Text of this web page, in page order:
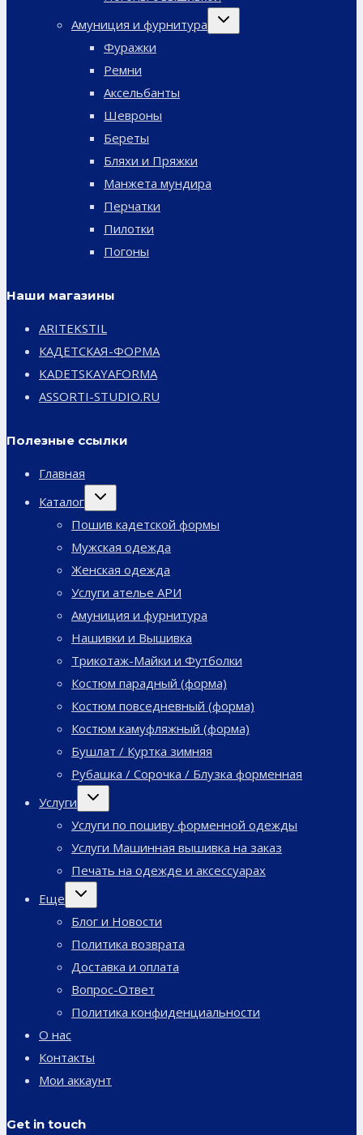
Амуниция и фурнитура
Переключить
дочернее
Фуражки
Ремни
Аксельбанты
Шевроны
Береты
Бляхи и Пряжки
Манжета мундира
Перчатки
Пилотки
Погоны
Наши магазины
ARITEKSTIL
КАДЕТСКАЯ-ФОРМА
KADETSKAYAFORMA
ASSORTI-STUDIO.RU
Полезные ссылки
Главная
Каталог
Переключить
дочернее
Пошив кадетской формы
Мужская одежда
Женская одежда
Услуги ателье АРИ
Амуниция и фурнитура
Нашивки и Вышивка
Трикотаж-Майки и Футболки
Костюм парадный (форма)
Костюм повседневный (форма)
Костюм камуфляжный (форма)
Бушлат / Куртка зимняя
Рубашка / Сорочка / Блузка форменная
Услуги
Переключить
дочернее
Услуги по пошиву форменной одежды
Услуги Машинная вышивка на заказ
Печать на одежде и аксессуарах
Еще
Переключить
дочернее
Блог и Новости
Политика возврата
Доставка и оплата
Вопрос-Ответ
Политика конфиденциальности
О нас
Контакты
Мои аккаунт
Get in touch